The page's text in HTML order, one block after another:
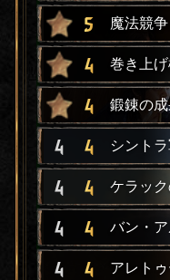
5 魔法競争
4 巻き上
4 鍛錬の
4 4 シント
4 4 ケラッ
4 4 バン・
4 4 アレト